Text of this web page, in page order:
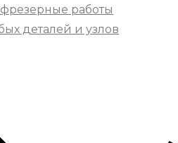
работы
деталей и узлов